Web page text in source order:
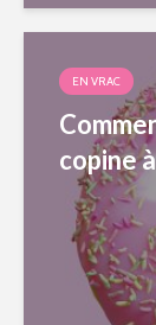
EN VRAC
copine